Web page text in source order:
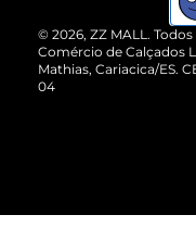
Cartão Presente
Vendas
© 2026, ZZ MALL.
Comércio de Calçados
Mathias, Cariacica/ES.
04